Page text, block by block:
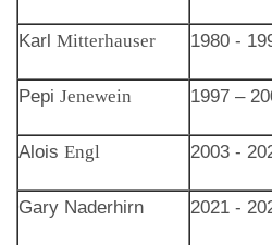
Karl Mitterhauser 1980 -
Pepi Jenewein 1997 –
Alois Engl 2003 -
Gary Naderhirn 2021 -